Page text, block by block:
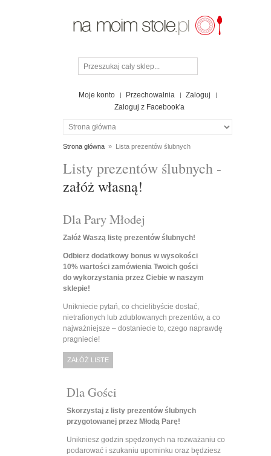
Moje konto Przechowalnia
Zaloguj
Zaloguj z Facebook'a
Strona główna » Lista prezentów ślubnych
Listy prezentów ślubnych -
załóż własną!
Dla Pary Młodej
Załóż Waszą listę prezentów ślubnych!
Odbierz dodatkowy bonus w wysokości
10% wartości zamówienia Twoich gości
do wykorzystania przez Ciebie w naszym
sklepie!
Unikniecie pytań, co chcielibyście dostać,
nietrafionych lub zdublowanych prezentów, a co
najważniejsze – dostaniecie to, czego naprawdę
pragniecie!
ZAŁÓŻ LISTE
Dla Gości
Skorzystaj z listy prezentów ślubnych
przygotowanej przez Młodą Parę!
Unikniesz godzin spędzonych na rozważaniu co
podarować i szukaniu upominku oraz będziesz